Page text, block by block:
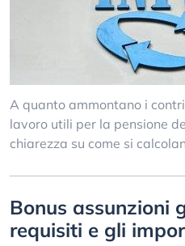
A quanto ammontano i
lavoro utili per la pensione
chiarezza su come si
Bonus assunzioni
requisiti e gli